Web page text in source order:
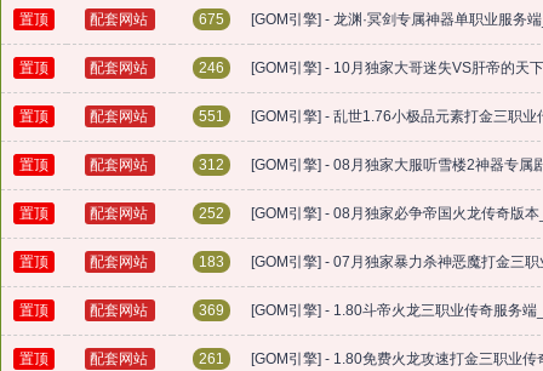
置顶 配套网站 675 [GOM引擎] - 龙渊·冥剑专属神器单职业服
置顶 配套网站 246 [GOM引擎] - 10月独家大哥迷失VS肝帝的
置顶 配套网站 551 [GOM引擎] - 乱世1.76小极品元素打金三职
置顶 配套网站 312 [GOM引擎] - 08月独家大服听雪楼2神器专
置顶 配套网站 252 [GOM引擎] - 08月独家必争帝国火龙传奇版
置顶 配套网站 183 [GOM引擎] - 07月独家暴力杀神恶魔打金三
置顶 配套网站 369 [GOM引擎] - 1.80斗帝火龙三职业传奇服务
置顶 配套网站 261 [GOM引擎] - 1.80免费火龙攻速打金三职业